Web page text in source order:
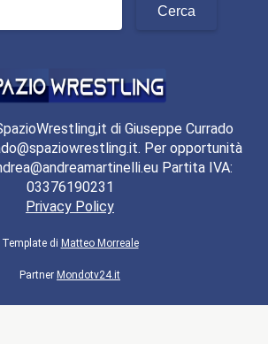
di Giuseppe Currado
Per opportunità
Partita IVA:
03376190231
Privacy Policy
Template di Matteo Morreale
Partner Mondotv24.it